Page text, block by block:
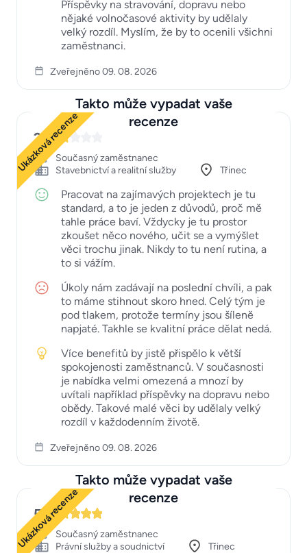
Příspěvky na stravování, dopravu nebo
nějaké volnočasové aktivity by udělaly
velký rozdíl. Myslím, že by to ocenili všichni
zaměstnanci.
Zveřejněno 09. 08. 2026
Takto může vypadat vaše
recenze
Ukázková recenze
2
Současný zaměstnanec
Stavebnictví a realitní služby
Třinec
Pracovat na zajímavých projektech je tu
standard, a to je jeden z důvodů, proč mě
tahle práce baví. Vždycky je tu prostor
zkoušet něco nového, učit se a vymýšlet
věci trochu jinak. Nikdy to tu není rutina, a
to si vážím.
Úkoly nám zadávají na poslední chvíli, a pak
to máme stihnout skoro hned. Celý tým je
pod tlakem, protože termíny jsou šíleně
napjaté. Takhle se kvalitní práce dělat nedá.
Více benefitů by jistě přispělo k větší
spokojenosti zaměstnanců. V současnosti
je nabídka velmi omezená a mnozí by
uvítali například příspěvky na dopravu nebo
obědy. Takové malé věci by udělaly velký
rozdíl v každodenním životě.
Zveřejněno 09. 08. 2026
Takto může vypadat vaše
recenze
Ukázková recenze
5
Současný zaměstnanec
Právní služby a soudnictví
Třinec